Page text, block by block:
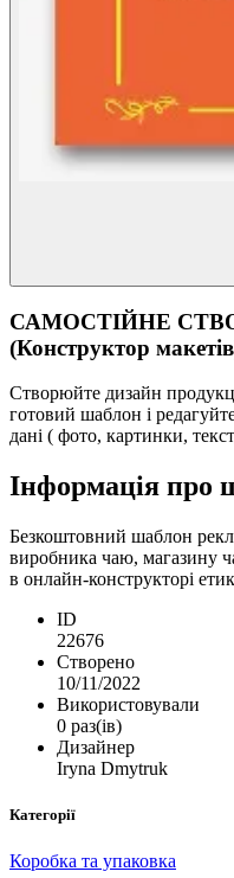
САМОСТІЙНЕ
(Конструктор
Створюйте дизайн
готовий шаблон і
дані ( фото, картинки,
Інформація про
Безкоштовний шаблон
виробника чаю, магазину
в онлайн-конструкторі
ID
22676
Створено
10/11/2022
Використовували
0 раз(ів)
Дизайнер
Iryna Dmytruk
Категорії
Коробка та упаковка